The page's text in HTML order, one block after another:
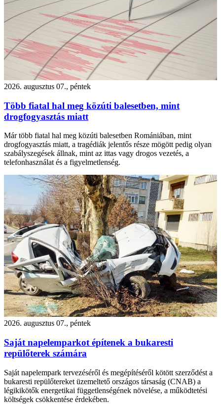
2026. augusztus 07., péntek
Több fiatal hal meg közúti balesetben, mint
drogfogyasztás miatt
Már több fiatal hal meg közúti balesetben Romániában, mint
drogfogyasztás miatt, a tragédiák jelentős része mögött pedig olyan
szabályszegések állnak, mint az ittas vagy drogos vezetés, a
telefonhasználat és a figyelmetlenség.
2026. augusztus 07., péntek
Saját napelemparkot építenek a bukaresti
repülőterek számára
Saját napelempark tervezéséről és megépítéséről kötött szerződést a
bukaresti repülőtereket üzemeltető országos társaság (CNAB) a
légikikötők energetikai függetlenségének növelése, a működtetési
költségek csökkentése érdekében.